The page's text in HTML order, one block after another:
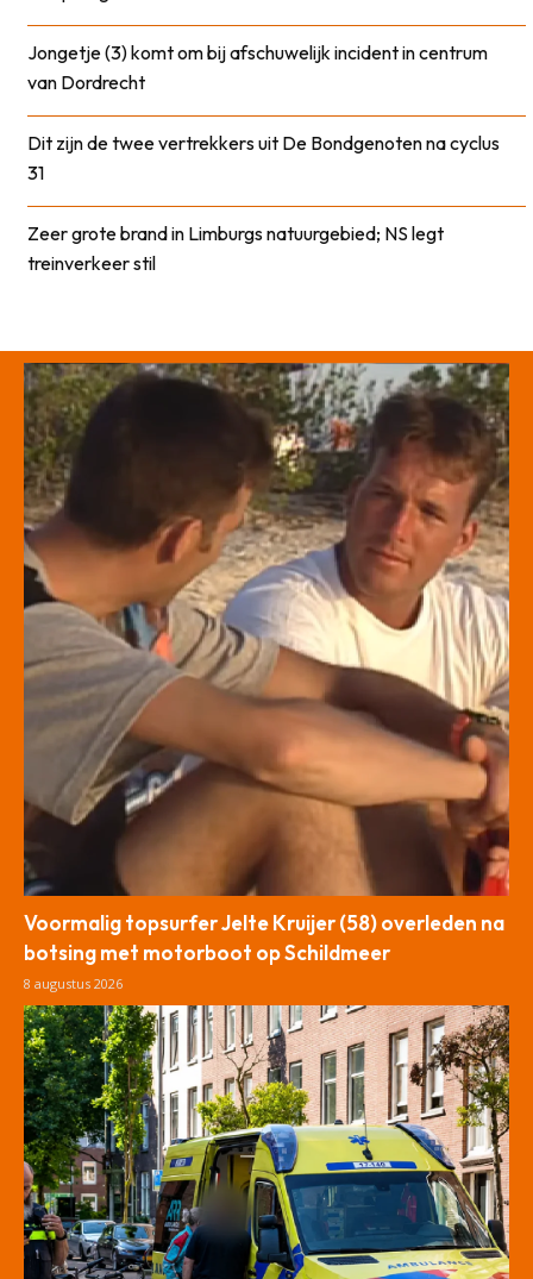
Jongetje (3) komt om bij afschuwelijk incident in centrum
van Dordrecht
Dit zijn de twee vertrekkers uit De Bondgenoten na cyclus
31
Zeer grote brand in Limburgs natuurgebied; NS legt
treinverkeer stil
Voormalig topsurfer Jelte Kruijer (58) overleden na
botsing met motorboot op Schildmeer
8 augustus 2026